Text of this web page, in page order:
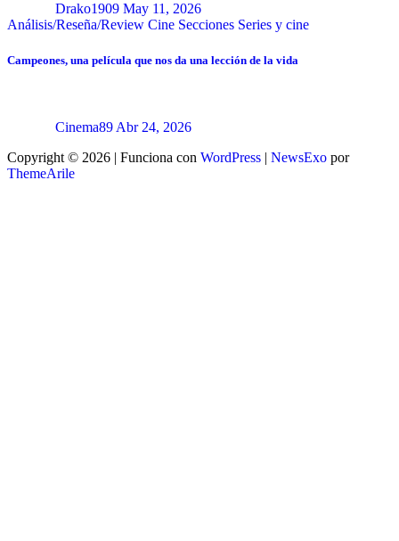
Drako1909 May 11, 2026
Análisis/Reseña/Review Cine Secciones Series y cine
Campeones, una película que nos da una lección de la vida
Cinema89 Abr 24, 2026
Copyright © 2026 | Funciona con WordPress | NewsExo por
ThemeArile